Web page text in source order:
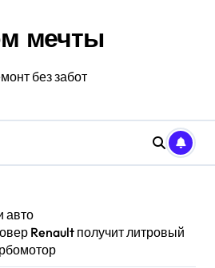
мечты
без забот
авто
Renault получит литровый